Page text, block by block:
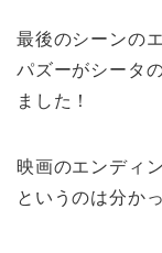
最後のシーンの
パズーがシータ
ました！
映画のエンディ
というのは分か